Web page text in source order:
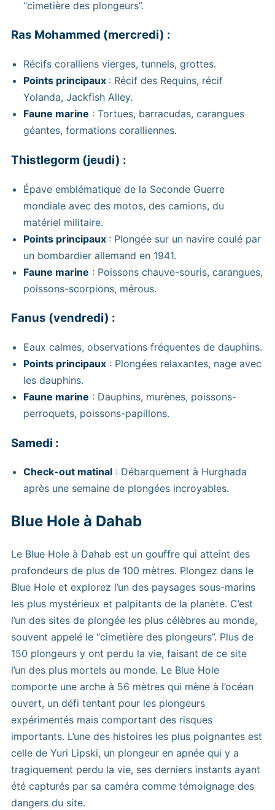
“cimetière des plongeurs”.
Ras Mohammed (mercredi) :
Récifs coralliens vierges, tunnels, grottes.
Points principaux : Récif des Requins, récif
Yolanda, Jackfish Alley.
Faune marine : Tortues, barracudas, carangues
géantes, formations coralliennes.
Thistlegorm (jeudi) :
Épave emblématique de la Seconde Guerre
mondiale avec des motos, des camions, du
matériel militaire.
Points principaux : Plongée sur un navire coulé par
un bombardier allemand en 1941.
Faune marine : Poissons chauve-souris, carangues,
poissons-scorpions, mérous.
Fanus (vendredi) :
Eaux calmes, observations fréquentes de dauphins.
Points principaux : Plongées relaxantes, nage avec
les dauphins.
Faune marine : Dauphins, murènes, poissons-
perroquets, poissons-papillons.
Samedi :
Check-out matinal : Débarquement à Hurghada
après une semaine de plongées incroyables.
Blue Hole à Dahab
Le Blue Hole à Dahab est un gouffre qui atteint des
profondeurs de plus de 100 mètres. Plongez dans le
Blue Hole et explorez l’un des paysages sous-marins
les plus mystérieux et palpitants de la planète. C’est
l’un des sites de plongée les plus célèbres au monde,
souvent appelé le “cimetière des plongeurs”. Plus de
150 plongeurs y ont perdu la vie, faisant de ce site
l’un des plus mortels au monde. Le Blue Hole
comporte une arche à 56 mètres qui mène à l’océan
ouvert, un défi tentant pour les plongeurs
expérimentés mais comportant des risques
importants. L’une des histoires les plus poignantes est
celle de Yuri Lipski, un plongeur en apnée qui y a
tragiquement perdu la vie, ses derniers instants ayant
été capturés par sa caméra comme témoignage des
dangers du site.